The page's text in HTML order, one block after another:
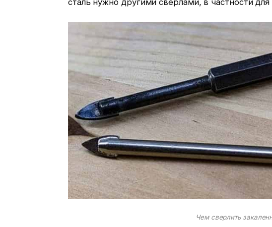
сталь нужно другими сверлами, в частности
Чем сверлить